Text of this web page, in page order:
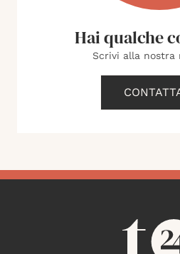
Hai qualche
Scrivi alla nostra